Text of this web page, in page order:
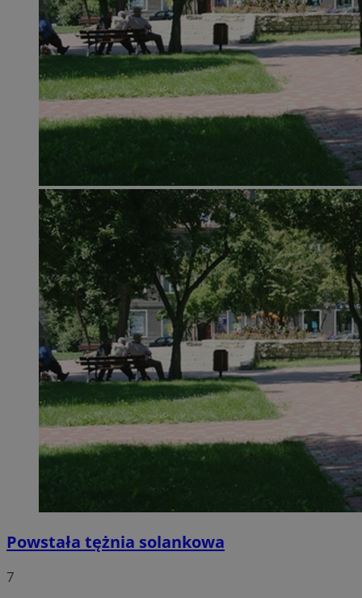
Powstała tężnia solankowa
7